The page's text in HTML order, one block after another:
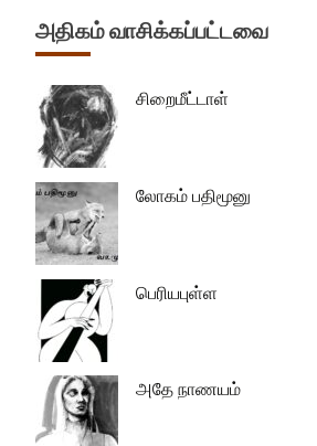
அதிகம் வாசிக்கப்பட்டவை
சிறைமீட்டாள்
லோகம் பதிமூனு
பெரியபுள்ள
அதே நாணயம்